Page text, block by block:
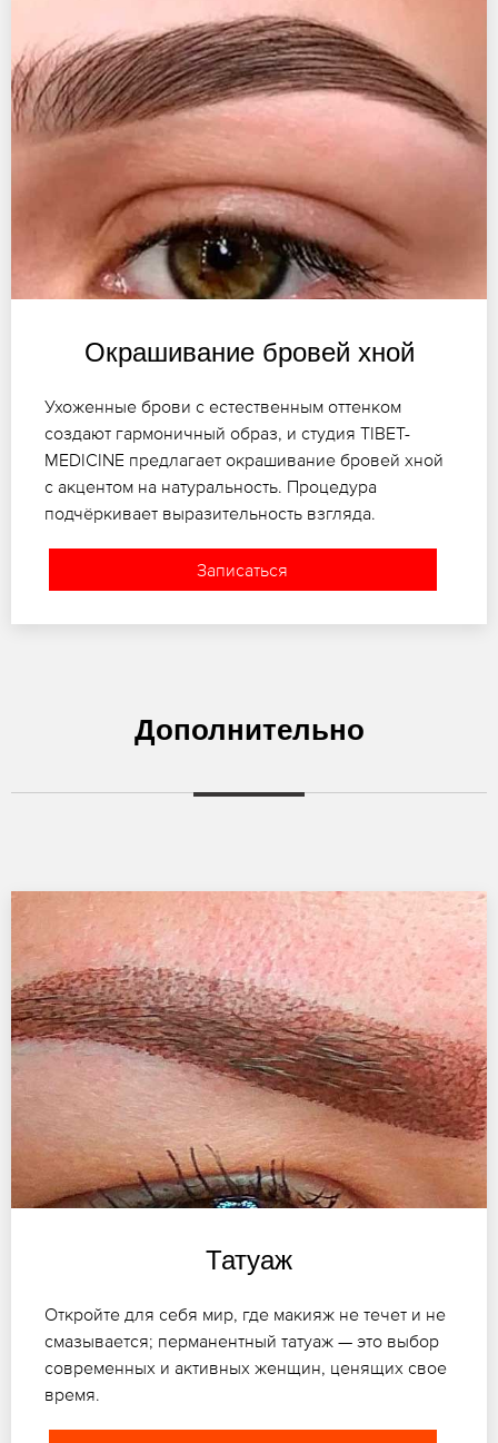
Окрашивание бровей хной
Ухоженные брови с естественным оттенком
создают гармоничный образ, и студия TIBET-
MEDICINE предлагает окрашивание бровей хной
с акцентом на натуральность. Процедура
подчёркивает выразительность взгляда.
Записаться
Дополнительно
Татуаж
Откройте для себя мир, где макияж не течет и не
смазывается; перманентный татуаж — это выбор
современных и активных женщин, ценящих свое
время.